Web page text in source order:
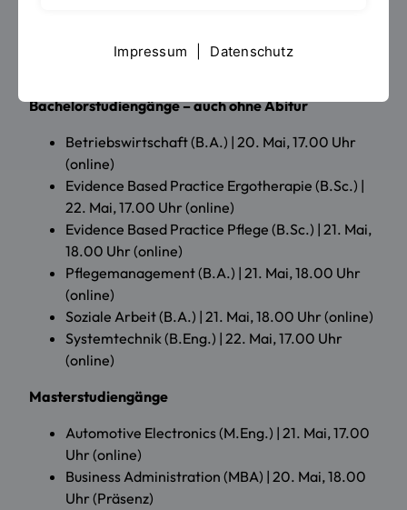
Bachelorstudiengänge – auch ohne Abitur
Betriebswirtschaft (B.A.) | 20. Mai, 17.00 Uhr
(online)
Evidence Based Practice Ergotherapie (B.Sc.) |
22. Mai, 17.00 Uhr (online)
Evidence Based Practice Pflege (B.Sc.) | 21. Mai,
18.00 Uhr (online)
Pflegemanagement (B.A.) | 21. Mai, 18.00 Uhr
(online)
Soziale Arbeit (B.A.) | 21. Mai, 18.00 Uhr (online)
Systemtechnik (B.Eng.) | 22. Mai, 17.00 Uhr
(online)
Masterstudiengänge
Automotive Electronics (M.Eng.) | 21. Mai, 17.00
Uhr (online)
Business Administration (MBA) | 20. Mai, 18.00
Uhr (Präsenz)
Impressum Datenschutz